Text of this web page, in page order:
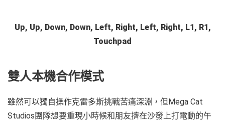
Up, Up, Down, Down, Left, Right, Left, Right, L1, R1,
Touchpad
雙人本機合作模式
雖然可以獨自操作克雷多斯挑戰苦痛深淵，但Mega Cat
Studios團隊想要重現小時候和朋友擠在沙發上打電動的午